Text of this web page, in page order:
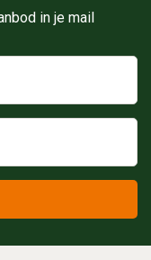
in je mail